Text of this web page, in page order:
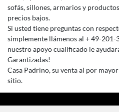
sofás, sillones, armarios y
precios bajos.
Si usted tiene preguntas con
simplemente llámenos al + 49-
nuestro apoyo cualificado le
Garantizadas!
Casa Padrino, su venta al por
sitio.